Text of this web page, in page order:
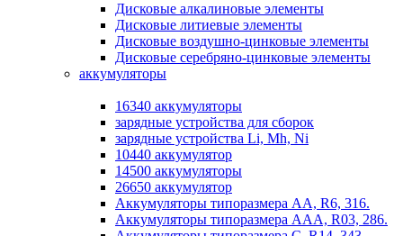
Дисковые алкалиновые элементы
Дисковые литиевые элементы
Дисковые воздушно-цинковые элементы
Дисковые серебряно-цинковые элементы
аккумуляторы
16340 аккумуляторы
зарядные устройства для сборок
зарядные устройства Li, Mh, Ni
10440 аккумулятор
14500 аккумуляторы
26650 аккумулятор
Аккумуляторы типоразмера АА, R6, 316.
Аккумуляторы типоразмера ААА, R03, 286.